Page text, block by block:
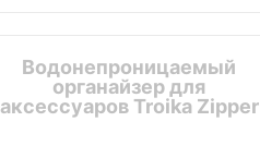
Водонепроницаемый
органайзер для
аксессуаров Troika Zipper